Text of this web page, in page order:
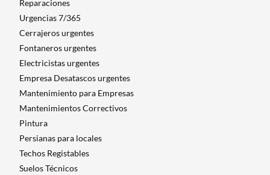
Reparaciones
Urgencias 7/365
Cerrajeros urgentes
Fontaneros urgentes
Electricistas urgentes
Empresa Desatascos urgentes
Mantenimiento para Empresas​
Mantenimientos Correctivos
Pintura
Persianas para locales
Techos Registables
Suelos Técnicos